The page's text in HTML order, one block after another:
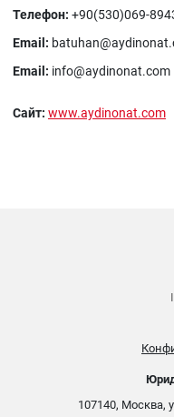
Телефон: +90(530)069-
Email:
Email: info@aydinonat.com
Сайт: www.aydinonat.com
107140, Москва,